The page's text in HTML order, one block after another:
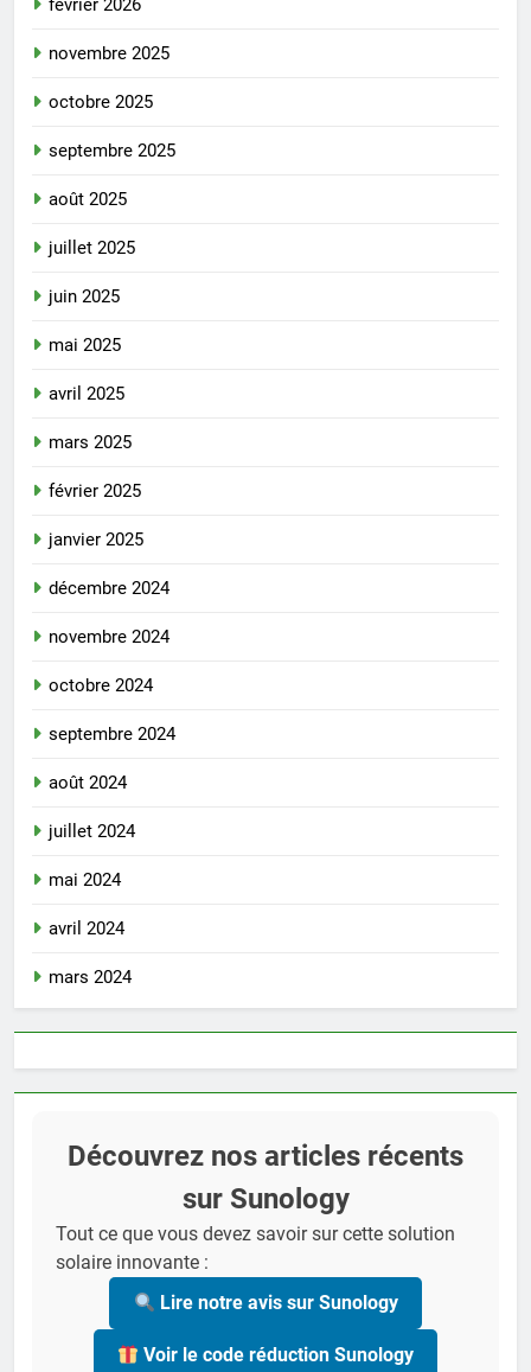
février 2026
novembre 2025
octobre 2025
septembre 2025
août 2025
juillet 2025
juin 2025
mai 2025
avril 2025
mars 2025
février 2025
janvier 2025
décembre 2024
novembre 2024
octobre 2024
septembre 2024
août 2024
juillet 2024
mai 2024
avril 2024
mars 2024
Découvrez nos articles récents
sur Sunology
Tout ce que vous devez savoir sur cette solution
solaire innovante :
Lire notre avis sur Sunology
Voir le code réduction Sunology